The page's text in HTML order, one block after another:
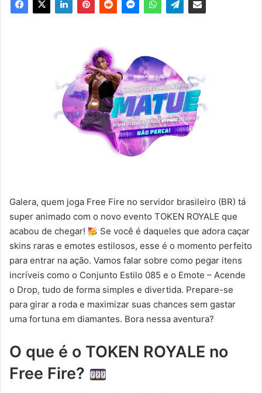
Galera, quem joga Free Fire no servidor brasileiro (BR) tá
super animado com o novo evento TOKEN ROYALE que
acabou de chegar!
Se você é daqueles que adora caçar
skins raras e emotes estilosos, esse é o momento perfeito
para entrar na ação. Vamos falar sobre como pegar itens
incríveis como o Conjunto Estilo 085 e o Emote – Acende
o Drop, tudo de forma simples e divertida. Prepare-se
para girar a roda e maximizar suas chances sem gastar
uma fortuna em diamantes. Bora nessa aventura?
O que é o TOKEN ROYALE no
Free Fire?